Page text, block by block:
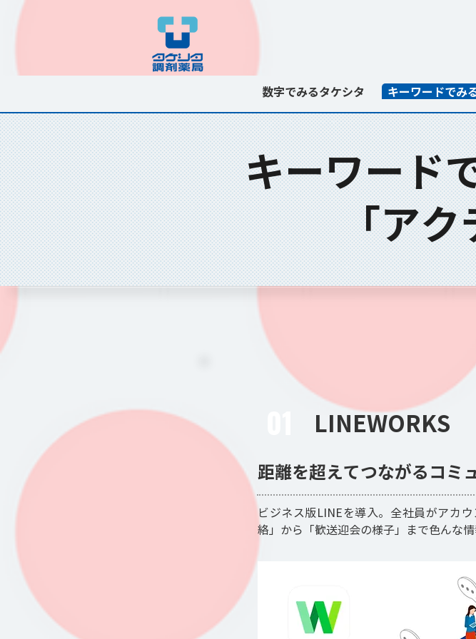
数字でみるタケシタ キーワードでみ
キーワード
「アク
LINEWORKS
距離を超えてつながるコミ
ビジネス版LINEを導入。全社員がアカ
絡」から「歓送迎会の様子」まで色んな情